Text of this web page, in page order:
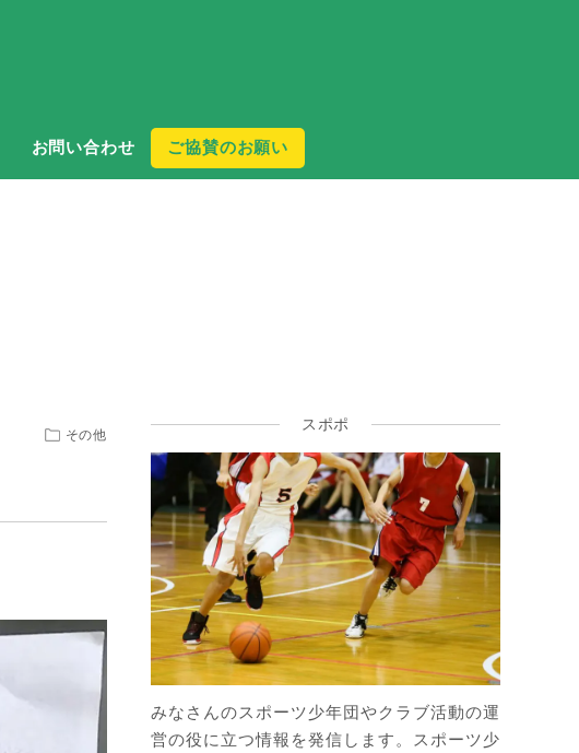
お問い合わせ ご協賛のお願い
その他
スポポ
みなさんのスポーツ少年団やクラブ活動の運
営の役に立つ情報を発信します。スポーツ少